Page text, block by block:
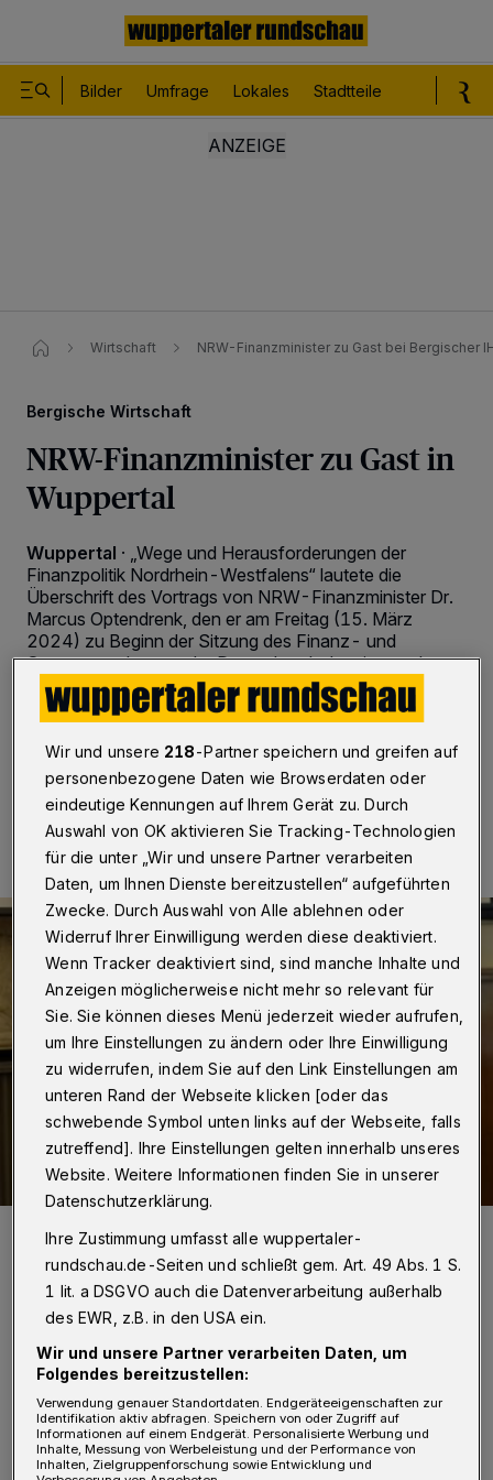
Bilder Umfrage Lokales Stadtteile
Wirtschaft NRW-Finanzminister zu Gast bei Bergischer
Bergische Wirtschaft
NRW-Finanzminister zu Gast in
Wuppertal
Wuppertal · „Wege und Herausforderungen der
Finanzpolitik Nordrhein-Westfalens“ lautete die
Überschrift des Vortrags von NRW-Finanzminister Dr.
Marcus Optendrenk, den er am Freitag (15. März
2024) zu Beginn der Sitzung des Finanz- und
Steuerausschusses der Deutschen Industrie- und
Handelskammer (DIHK) bei der Bergischen IHK in
Wuppertal hielt.
15.03.2024 , 21:54 Uhr 2 Minuten Lesezeit
der Bergischen IHK.
Foto: Bergische IHK / Jens Grossmann
D r. Optendrenk betonte die Bedeutung
unternehmerischer Investitionen, die
Wir und unsere 218-Partner speichern und greifen auf
personenbezogene Daten wie Browserdaten oder
eindeutige Kennungen auf Ihrem Gerät zu. Durch
Auswahl von OK aktivieren Sie Tracking-Technologien
für die unter „Wir und unsere Partner verarbeiten
Daten, um Ihnen Dienste bereitzustellen“ aufgeführten
Zwecke. Durch Auswahl von Alle ablehnen oder
Widerruf Ihrer Einwilligung werden diese deaktiviert.
Wenn Tracker deaktiviert sind, sind manche Inhalte und
Anzeigen möglicherweise nicht mehr so relevant für
Sie. Sie können dieses Menü jederzeit wieder aufrufen,
um Ihre Einstellungen zu ändern oder Ihre Einwilligung
zu widerrufen, indem Sie auf den Link Einstellungen am
unteren Rand der Webseite klicken [oder das
schwebende Symbol unten links auf der Webseite, falls
zutreffend]. Ihre Einstellungen gelten innerhalb unseres
Website. Weitere Informationen finden Sie in unserer
Datenschutzerklärung.
Ihre Zustimmung umfasst alle wuppertaler-
rundschau.de-Seiten und schließt gem. Art. 49 Abs. 1 S.
1 lit. a DSGVO auch die Datenverarbeitung außerhalb
des EWR, z.B. in den USA ein.
Wir und unsere Partner verarbeiten Daten, um
Folgendes bereitzustellen:
Verwendung genauer Standortdaten. Endgeräteeigenschaften zur
Identifikation aktiv abfragen. Speichern von oder Zugriff auf
Informationen auf einem Endgerät. Personalisierte Werbung und
Inhalte, Messung von Werbeleistung und der Performance von
Inhalten, Zielgruppenforschung sowie Entwicklung und